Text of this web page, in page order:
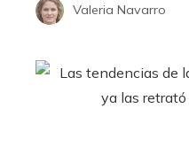
Valeria Navarro